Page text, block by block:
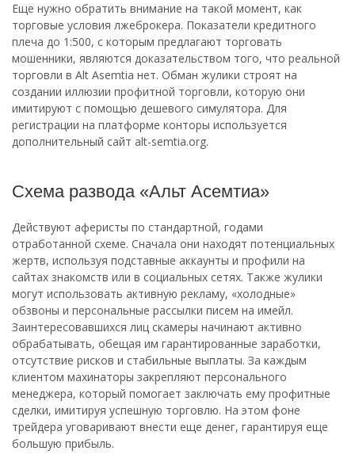
Еще нужно обратить внимание на такой момент, как
торговые условия лжеброкера. Показатели кредитного
плеча до 1:500, с которым предлагают торговать
мошенники, являются доказательством того, что реальной
торговли в Alt Asemtia нет. Обман жулики строят на
создании иллюзии профитной торговли, которую они
имитируют с помощью дешевого симулятора. Для
регистрации на платформе конторы используется
дополнительный сайт alt-semtia.org.
Схема развода «Альт Асемтиа»
Действуют аферисты по стандартной, годами
отработанной схеме. Сначала они находят потенциальных
жертв, используя подставные аккаунты и профили на
сайтах знакомств или в социальных сетях. Также жулики
могут использовать активную рекламу, «холодные»
обзвоны и персональные рассылки писем на имейл.
Заинтересовавшихся лиц скамеры начинают активно
обрабатывать, обещая им гарантированные заработки,
отсутствие рисков и стабильные выплаты. За каждым
клиентом махинаторы закрепляют персонального
менеджера, который помогает заключать ему профитные
сделки, имитируя успешную торговлю. На этом фоне
трейдера уговаривают внести еще денег, гарантируя еще
большую прибыль.